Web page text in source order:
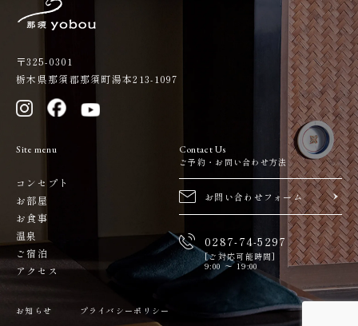
〒325-0301
栃木県那須郡那須町湯本213-1097
Site menu
コンセプト
お部屋
お食事
温泉
ご宿泊
アクセス
Contact Us
ご予約・お問い合わせ方法
お問い合わせフォーム
0287-74-5297
[ご対応可能時間]
9:00 ～ 19:00
お知らせ プライバシーポリシー